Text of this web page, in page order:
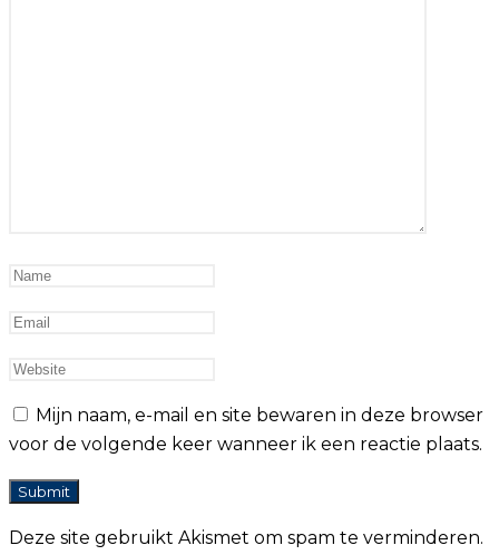
Mijn naam, e-mail en site bewaren in deze browser
voor de volgende keer wanneer ik een reactie plaats.
Deze site gebruikt Akismet om spam te verminderen.